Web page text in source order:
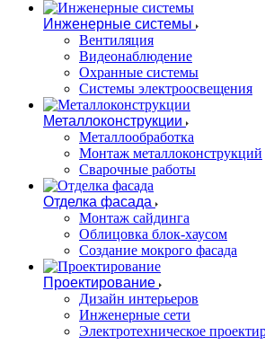
Инженерные системы
Вентиляция
Видеонаблюдение
Охранные системы
Системы электроосвещения
Металлоконструкции
Металлообработка
Монтаж металлоконструкций
Сварочные работы
Отделка фасада
Монтаж сайдинга
Облицовка блок-хаусом
Создание мокрого фасада
Проектирование
Дизайн интерьеров
Инженерные сети
Электротехническое